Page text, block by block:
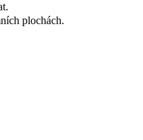
plochách.